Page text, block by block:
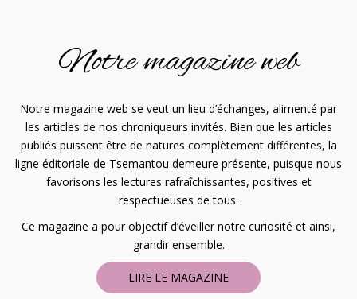
Notre magazine web
Notre magazine web se veut un lieu d’échanges, alimenté par
les articles de nos chroniqueurs invités. Bien que les articles
publiés puissent être de natures complètement différentes, la
ligne éditoriale de Tsemantou demeure présente, puisque nous
favorisons les lectures rafraîchissantes, positives et
respectueuses de tous.
Ce magazine a pour objectif d’éveiller notre curiosité et ainsi,
grandir ensemble.
LIRE LE MAGAZINE